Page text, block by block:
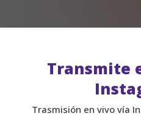
Transmite
Trasmisión en vivo vía